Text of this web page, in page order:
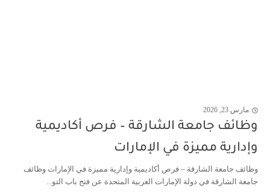
مارس 23, 2026
وظائف جامعة الشارقة – فرص أكاديمية
وإدارية مميزة في الإمارات
وظائف جامعة الشارقة – فرص أكاديمية وإدارية مميزة في الإمارات وظائف
جامعة الشارقة في دولة الإمارات العربية المتحدة عن فتح باب التو...